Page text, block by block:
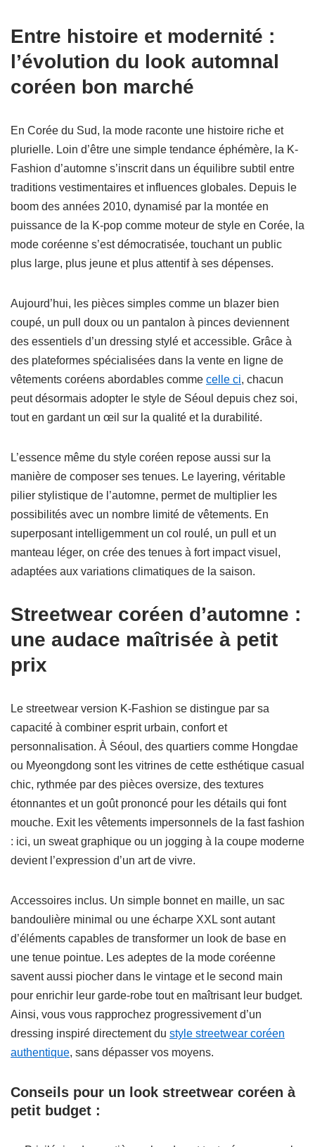
Entre histoire et modernité :
l’évolution du look automnal
coréen bon marché
En Corée du Sud, la mode raconte une histoire riche et
plurielle. Loin d’être une simple tendance éphémère, la K-
Fashion d’automne s’inscrit dans un équilibre subtil entre
traditions vestimentaires et influences globales. Depuis le
boom des années 2010, dynamisé par la montée en
puissance de la K-pop comme moteur de style en Corée, la
mode coréenne s’est démocratisée, touchant un public
plus large, plus jeune et plus attentif à ses dépenses.
Aujourd’hui, les pièces simples comme un blazer bien
coupé, un pull doux ou un pantalon à pinces deviennent
des essentiels d’un dressing stylé et accessible. Grâce à
des plateformes spécialisées dans la vente en ligne de
vêtements coréens abordables comme celle ci, chacun
peut désormais adopter le style de Séoul depuis chez soi,
tout en gardant un œil sur la qualité et la durabilité.
L’essence même du style coréen repose aussi sur la
manière de composer ses tenues. Le layering, véritable
pilier stylistique de l’automne, permet de multiplier les
possibilités avec un nombre limité de vêtements. En
superposant intelligemment un col roulé, un pull et un
manteau léger, on crée des tenues à fort impact visuel,
adaptées aux variations climatiques de la saison.
Streetwear coréen d’automne :
une audace maîtrisée à petit
prix
Le streetwear version K-Fashion se distingue par sa
capacité à combiner esprit urbain, confort et
personnalisation. À Séoul, des quartiers comme Hongdae
ou Myeongdong sont les vitrines de cette esthétique casual
chic, rythmée par des pièces oversize, des textures
étonnantes et un goût prononcé pour les détails qui font
mouche. Exit les vêtements impersonnels de la fast fashion
: ici, un sweat graphique ou un jogging à la coupe moderne
devient l’expression d’un art de vivre.
Accessoires inclus. Un simple bonnet en maille, un sac
bandoulière minimal ou une écharpe XXL sont autant
d’éléments capables de transformer un look de base en
une tenue pointue. Les adeptes de la mode coréenne
savent aussi piocher dans le vintage et le second main
pour enrichir leur garde-robe tout en maîtrisant leur budget.
Ainsi, vous vous rapprochez progressivement d’un
dressing inspiré directement du style streetwear coréen
authentique, sans dépasser vos moyens.
Conseils pour un look streetwear coréen à
petit budget :